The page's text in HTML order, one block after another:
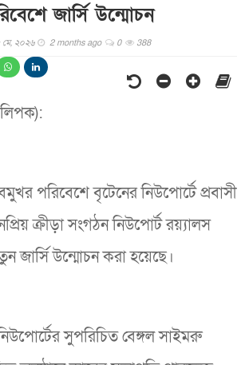
জার্সি উন্মোচন
মে, ২০২৬ 2 months ago 0 388
পরিবেশে বৃটেনের নিউপোর্টে প্রবাসী
ক্রীড়া সংগঠন নিউপোর্ট রয়্যালস
জার্সি উন্মোচন করা হয়েছে।
সুপরিচিত বেঙ্গল সাইমরু